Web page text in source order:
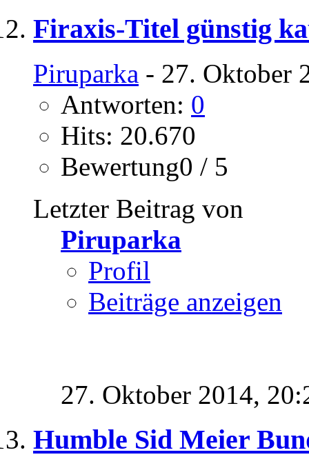
Firaxis-Titel günstig
Piruparka - 27. Oktober
Antworten: 0
Hits: 20.670
Bewertung0 / 5
Letzter Beitrag von
Piruparka
Profil
Beiträge anzeigen
27. Oktober 2014,
Humble Sid Meier